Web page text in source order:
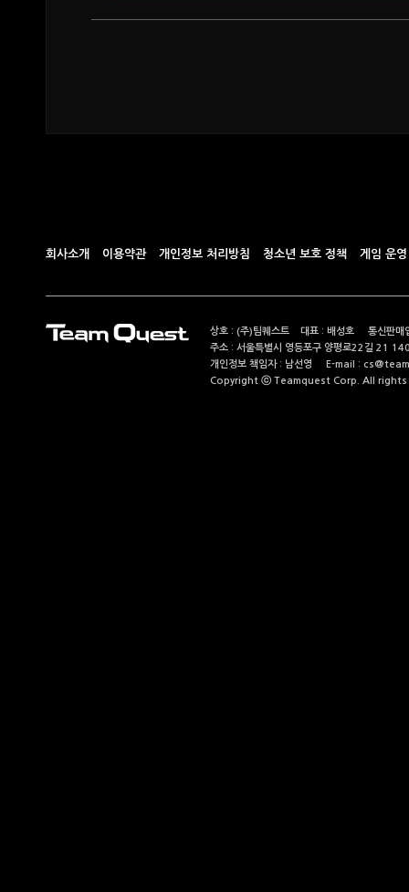
회사소개 이용약관 개인정보 처리방침 청소년 보호 정책 게임 운
상호 : (주)팀퀘스트 대표 : 배성호 통신판
주소 : 서울특별시 영등포구 양평로22길 21
개인정보 책임자 : 남선영 E-mail :
Copyright ⓒ Teamquest Corp. All rights